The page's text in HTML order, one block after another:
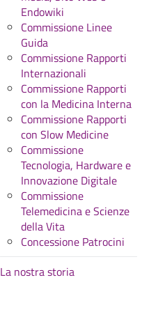
Endowiki
Commissione Linee
Guida
Commissione Rapporti
Internazionali
Commissione Rapporti
con la Medicina Interna
Commissione Rapporti
con Slow Medicine
Commissione
Tecnologia, Hardware e
Innovazione Digitale
Commissione
Telemedicina e Scienze
della Vita
Concessione Patrocini
La nostra storia